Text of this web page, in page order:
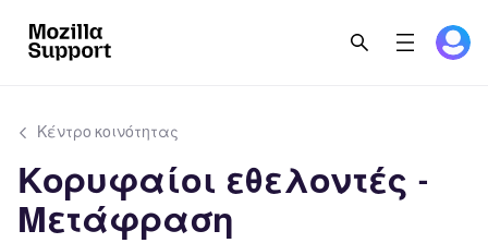
Κέντρο κοινότητας
Κορυφαίοι εθελοντές -
Μετάφραση